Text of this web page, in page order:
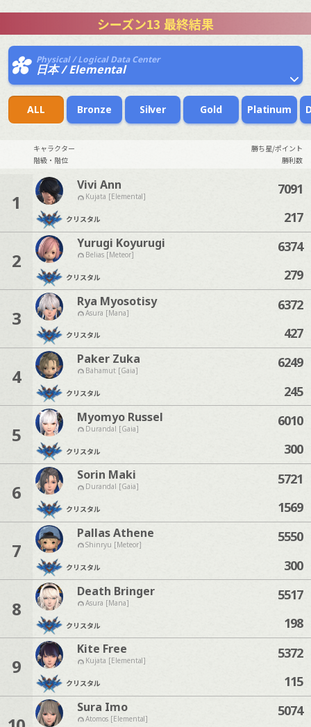
シーズン13 最終結果
Physical / Logical Data Center
日本 / Elemental
ALL Bronze Silver Gold Platinum
キャラクター
勝ち星/ポイント
階級・階位
勝利数
1
Vivi Ann
Kujata [Elemental]
クリスタル
7091
217
2
Yurugi Koyurugi
Belias [Meteor]
クリスタル
6374
279
3
Rya Myosotisy
Asura [Mana]
クリスタル
6372
427
4
Paker Zuka
Bahamut [Gaia]
クリスタル
6249
245
5
Myomyo Russel
Durandal [Gaia]
クリスタル
6010
300
6
Sorin Maki
Durandal [Gaia]
クリスタル
5721
1569
7
Pallas Athene
Shinryu [Meteor]
クリスタル
5550
300
8
Death Bringer
Asura [Mana]
クリスタル
5517
198
9
Kite Free
Kujata [Elemental]
クリスタル
5372
115
Sura Imo
Atomos [Elemental]
5074